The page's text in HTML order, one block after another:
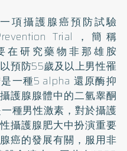
項攝護腺癌預防試驗
Trial，簡稱
在研究藥物非那雄胺
預防55歲及以上男性罹
一種5 alpha 還原酶抑
護腺腺體中的二氫睾酮
一種男性激素，對於攝護
攝護腺肥大中扮演重要
癌的發展有關，服用非